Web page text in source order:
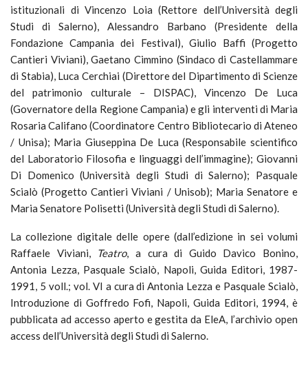
istituzionali di Vincenzo Loia (Rettore dell’Università degli
Studi di Salerno), Alessandro Barbano (Presidente della
Fondazione Campania dei Festival), Giulio Baffi (Progetto
Cantieri Viviani), Gaetano Cimmino (Sindaco di Castellammare
di Stabia), Luca Cerchiai (Direttore del Dipartimento di Scienze
del patrimonio culturale – DISPAC), Vincenzo De Luca
(Governatore della Regione Campania) e gli interventi di Maria
Rosaria Califano (Coordinatore Centro Bibliotecario di Ateneo
/ Unisa); Maria Giuseppina De Luca (Responsabile scientifico
del Laboratorio Filosofia e linguaggi dell’immagine); Giovanni
Di Domenico (Università degli Studi di Salerno); Pasquale
Scialò (Progetto Cantieri Viviani / Unisob); Maria Senatore e
Maria Senatore Polisetti (Università degli Studi di Salerno).
La collezione digitale delle opere (dall’edizione in sei volumi
Raffaele Viviani, Teatro, a cura di Guido Davico Bonino,
Antonia Lezza, Pasquale Scialò, Napoli, Guida Editori, 1987-
1991, 5 voll.; vol. VI a cura di Antonia Lezza e Pasquale Scialò,
Introduzione di Goffredo Fofi, Napoli, Guida Editori, 1994, è
pubblicata ad accesso aperto e gestita da EleA, l’archivio open
access dell’Università degli Studi di Salerno.